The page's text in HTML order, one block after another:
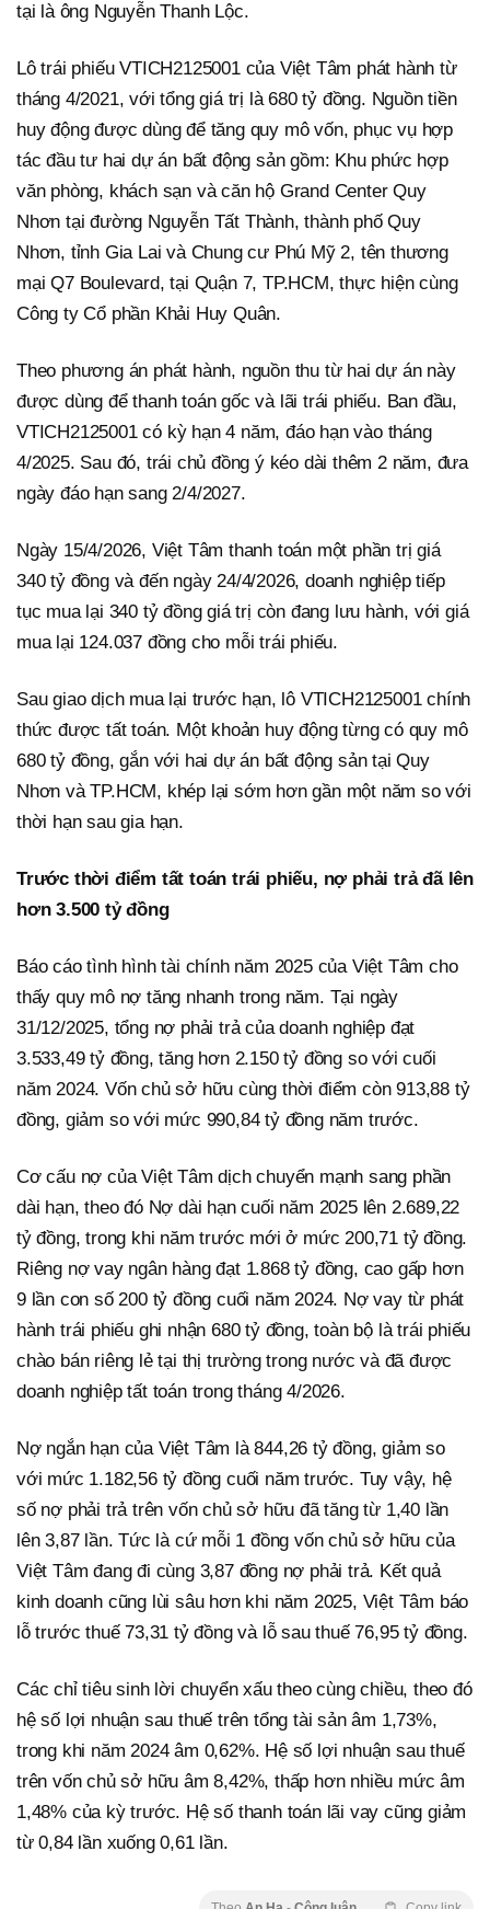
tại là ông Nguyễn Thanh Lộc.
Lô trái phiếu VTICH2125001 của Việt Tâm phát hành từ
tháng 4/2021, với tổng giá trị là 680 tỷ đồng. Nguồn tiền
huy động được dùng để tăng quy mô vốn, phục vụ hợp
tác đầu tư hai dự án bất động sản gồm: Khu phức hợp
văn phòng, khách sạn và căn hộ Grand Center Quy
Nhơn tại đường Nguyễn Tất Thành, thành phố Quy
Nhơn, tỉnh Gia Lai và Chung cư Phú Mỹ 2, tên thương
mại Q7 Boulevard, tại Quận 7, TP.HCM, thực hiện cùng
Công ty Cổ phần Khải Huy Quân.
Theo phương án phát hành, nguồn thu từ hai dự án này
được dùng để thanh toán gốc và lãi trái phiếu. Ban đầu,
VTICH2125001 có kỳ hạn 4 năm, đáo hạn vào tháng
4/2025. Sau đó, trái chủ đồng ý kéo dài thêm 2 năm, đưa
ngày đáo hạn sang 2/4/2027.
Ngày 15/4/2026, Việt Tâm thanh toán một phần trị giá
340 tỷ đồng và đến ngày 24/4/2026, doanh nghiệp tiếp
tục mua lại 340 tỷ đồng giá trị còn đang lưu hành, với giá
mua lại 124.037 đồng cho mỗi trái phiếu.
Sau giao dịch mua lại trước hạn, lô VTICH2125001 chính
thức được tất toán. Một khoản huy động từng có quy mô
680 tỷ đồng, gắn với hai dự án bất động sản tại Quy
Nhơn và TP.HCM, khép lại sớm hơn gần một năm so với
thời hạn sau gia hạn.
Trước thời điểm tất toán trái phiếu, nợ phải trả đã lên
hơn 3.500 tỷ đồng
Báo cáo tình hình tài chính năm 2025 của Việt Tâm cho
thấy quy mô nợ tăng nhanh trong năm. Tại ngày
31/12/2025, tổng nợ phải trả của doanh nghiệp đạt
3.533,49 tỷ đồng, tăng hơn 2.150 tỷ đồng so với cuối
năm 2024. Vốn chủ sở hữu cùng thời điểm còn 913,88 tỷ
đồng, giảm so với mức 990,84 tỷ đồng năm trước.
Cơ cấu nợ của Việt Tâm dịch chuyển mạnh sang phần
dài hạn, theo đó Nợ dài hạn cuối năm 2025 lên 2.689,22
tỷ đồng, trong khi năm trước mới ở mức 200,71 tỷ đồng.
Riêng nợ vay ngân hàng đạt 1.868 tỷ đồng, cao gấp hơn
9 lần con số 200 tỷ đồng cuối năm 2024. Nợ vay từ phát
hành trái phiếu ghi nhận 680 tỷ đồng, toàn bộ là trái phiếu
chào bán riêng lẻ tại thị trường trong nước và đã được
doanh nghiệp tất toán trong tháng 4/2026.
Nợ ngắn hạn của Việt Tâm là 844,26 tỷ đồng, giảm so
với mức 1.182,56 tỷ đồng cuối năm trước. Tuy vậy, hệ
số nợ phải trả trên vốn chủ sở hữu đã tăng từ 1,40 lần
lên 3,87 lần. Tức là cứ mỗi 1 đồng vốn chủ sở hữu của
Việt Tâm đang đi cùng 3,87 đồng nợ phải trả. Kết quả
kinh doanh cũng lùi sâu hơn khi năm 2025, Việt Tâm báo
lỗ trước thuế 73,31 tỷ đồng và lỗ sau thuế 76,95 tỷ đồng.
Các chỉ tiêu sinh lời chuyển xấu theo cùng chiều, theo đó
hệ số lợi nhuận sau thuế trên tổng tài sản âm 1,73%,
trong khi năm 2024 âm 0,62%. Hệ số lợi nhuận sau thuế
trên vốn chủ sở hữu âm 8,42%, thấp hơn nhiều mức âm
1,48% của kỳ trước. Hệ số thanh toán lãi vay cũng giảm
từ 0,84 lần xuống 0,61 lần.